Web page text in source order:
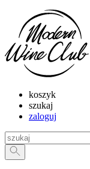
koszyk
szukaj
zaloguj